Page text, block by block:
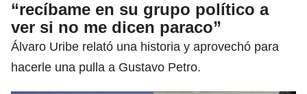
“recíbame en su grupo político a
ver si no me dicen paraco”
Álvaro Uribe relató una historia y aprovechó para
hacerle una pulla a Gustavo Petro.